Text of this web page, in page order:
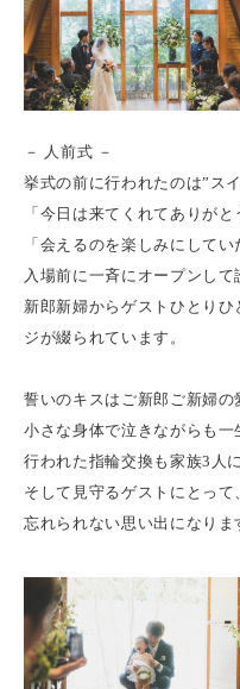
－ 人前式 －
挙式の前に行われたのは”ス
「今日は来てくれてありがと
「会えるのを楽しみにしてい
入場前に一斉にオープンし
新郎新婦からゲストひとり
ジが綴られています。
誓いのキスはご新郎ご新婦の
小さな身体で泣きながらも
行われた指輪交換も家族3人
そして見守るゲストにとって
忘れられない思い出になりま